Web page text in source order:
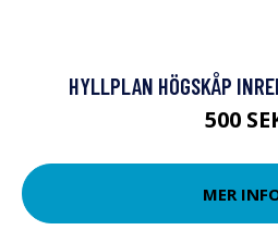
HYLLPLAN HÖGSKÅP
500
MER